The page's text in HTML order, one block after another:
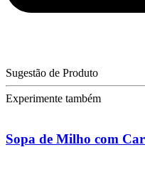
Sugestão de Produto
Experimente também
Sopa de Milho com